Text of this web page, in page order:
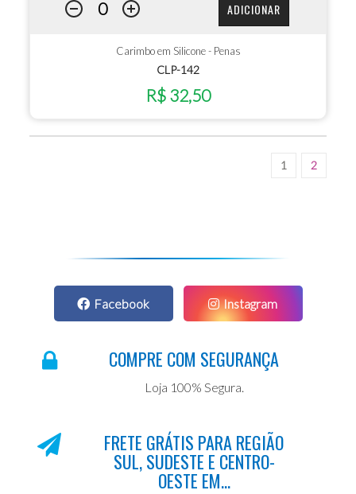
ADICIONAR
Carimbo em Silicone - Penas
CLP-142
R$ 32,50
1 2
Facebook Instagram
COMPRE COM SEGURANÇA
Loja 100% Segura.
FRETE GRÁTIS PARA REGIÃO
SUL, SUDESTE E CENTRO-
OESTE EM...